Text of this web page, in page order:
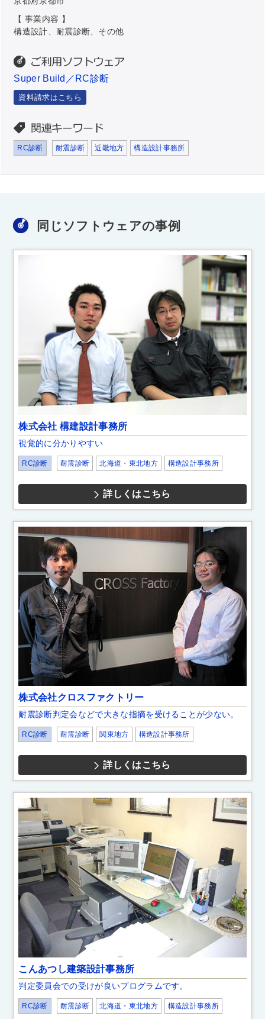
【 事業内容 】
構造設計、耐震診断、その他
Super Build／RC診断
資料請求はこちら
RC診断 耐震診断 近畿地方 構造設計事務所
同じソフトウェアの事例
株式会社 構建設計事務所
視覚的に分かりやすい
RC診断 耐震診断 北海道・東北地方 構造設計事務所
詳しくはこちら
株式会社クロスファクトリー
耐震診断判定会などで大きな指摘を受けることが少ない。
RC診断 耐震診断 関東地方 構造設計事務所
詳しくはこちら
こんあつし建築設計事務所
判定委員会での受けが良いプログラムです。
RC診断 耐震診断 北海道・東北地方 構造設計事務所